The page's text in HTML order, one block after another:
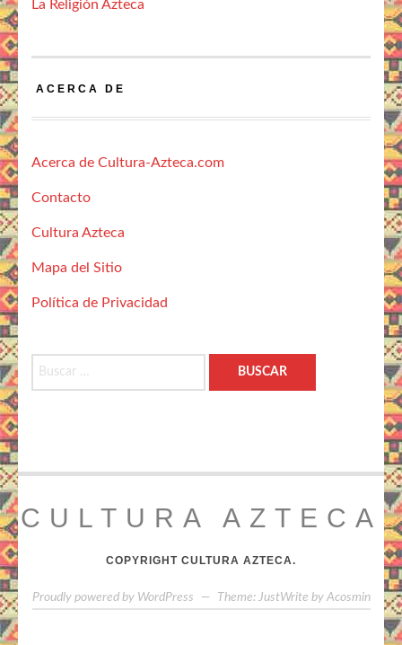
La Religión Azteca
ACERCA DE
Acerca de Cultura-Azteca.com
Contacto
Cultura Azteca
Mapa del Sitio
Política de Privacidad
Buscar:
CULTURA AZTECA
COPYRIGHT CULTURA AZTECA.
Proudly powered by WordPress — Theme: JustWrite by Acosmin